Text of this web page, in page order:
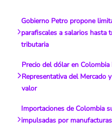
Gobierno Petro propone
parafiscales a salarios hasta
tributaria
Precio del dólar en Colombia
Representativa del Mercado
valor
Importaciones de Colombia
impulsadas por